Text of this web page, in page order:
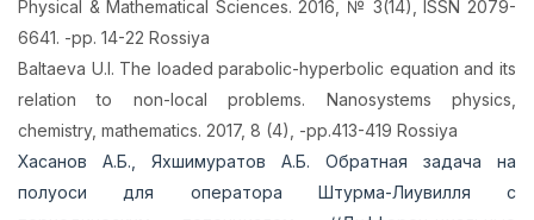
Physical & Mathematical Sciences. 2016, № 3(14), ISSN 2079-
6641. -pp. 14-22 Rossiya
Baltaeva U.I. The loaded parabolic-hyperbolic equation and its
relation to non-local problems. Nanosystems physics,
chemistry, mathematics. 2017, 8 (4), -pp.413-419 Rossiya
Хасанов А.Б., Яхшимуратов А.Б. Обратная задача на
полуоси для оператора Штурма-Лиувилля с